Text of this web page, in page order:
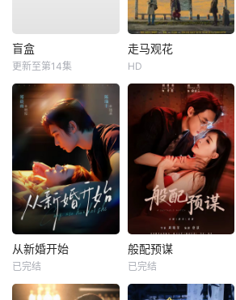
盲盒
更新至第14集
走马观花
HD
从新婚开始
已完结
般配预谋
已完结